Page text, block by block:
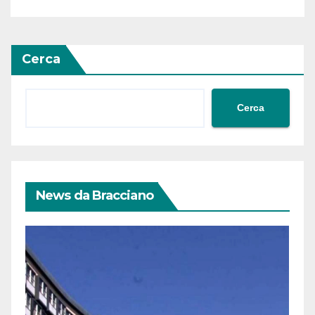
Cerca
Cerca
News da Bracciano